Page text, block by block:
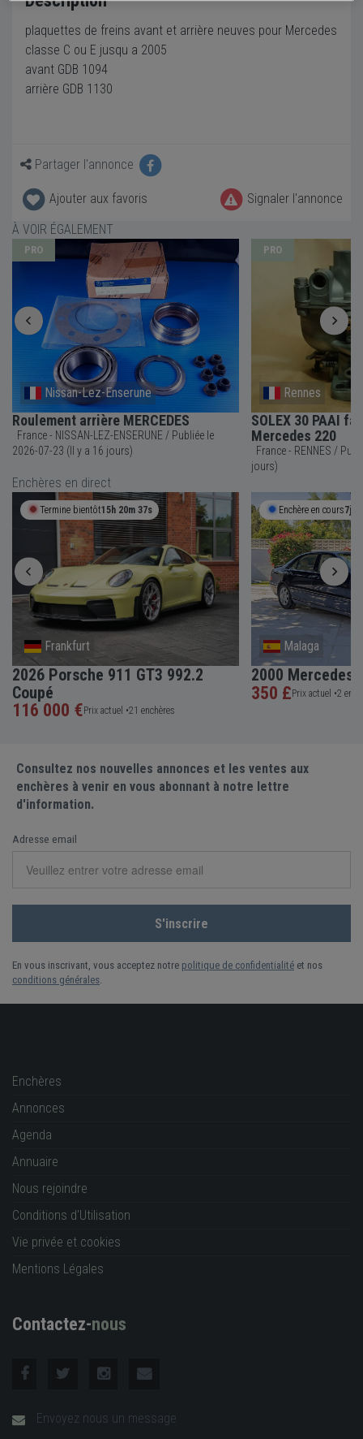
plaquettes de freins avant et arrière neuves pour Mercedes
classe C ou E jusqu a 2005
avant GDB 1094
arrière GDB 1130
Partager l'annonce
Ajouter aux favoris
Signaler l'annonce
À VOIR ÉGALEMENT
PRO
Nissan-Lez-Enserune
Roulement arrière MERCEDES
France - NISSAN-LEZ-ENSERUNE / Publiée le
2026-07-23 (Il y a 16 jours)
PRO
Rennes
SOLEX 30 PAAI
Mercedes 220
France - RENNES / Publiée le 2026-07-24 (Il y a 15
jours)
Enchères en direct
Termine bientôt15h 20m 37s
Frankfurt
2026 Porsche 911 GT3 992.2
Coupé
116 000 €Prix actuel •21 enchères
Enchère en cours7j
Malaga
2000 Mercedes-
350 £Prix actuel •2
Consultez nos nouvelles annonces et les ventes aux
enchères à venir en vous abonnant à notre lettre
d'information.
Adresse email
En vous inscrivant, vous acceptez notre politique de confidentialité et nos
conditions générales
Enchères
Annonces
Agenda
Annuaire
Nous rejoindre
Conditions d'Utilisation
Vie privée et cookies
Mentions Légales
Contactez-nous
Envoyez nous un message